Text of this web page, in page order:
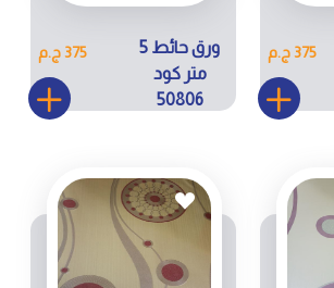
375 ج.م
ورق حائط 5
متر كود
50806
375 ج.م